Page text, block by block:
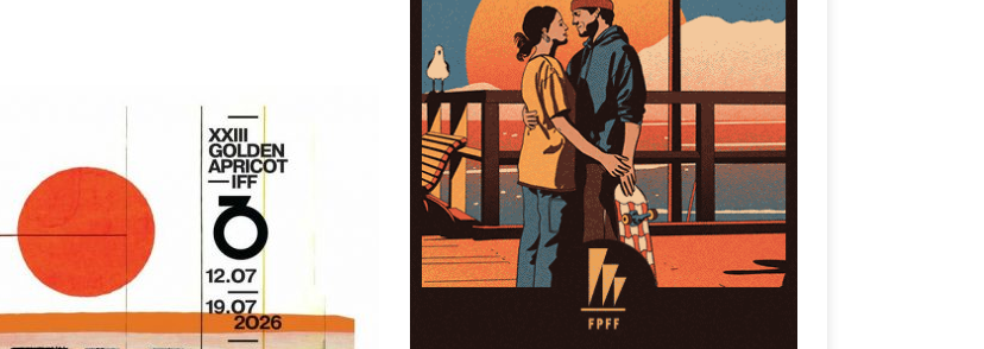
Monte Carlo: Klasyczne powroty do przeszłości
nie ulegać presji?
KONFERENCJE